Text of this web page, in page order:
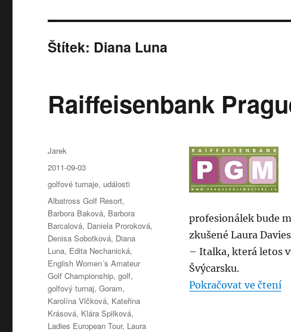
Štítek: Diana Luna
Raiffeisenbank
profesionálek bude
zkušené Laura
– Italka, která letos
Švýcarsku.
Pokračovat ve čtení
Autor:
Jarek
Publikováno:
2011-09-03
Rubriky:
golfové turnaje, události
Štítky:
Albatross Golf Resort,
Barbora Baková, Barbora
Barcalová, Daniela Proroková,
Denisa Sobotková, Diana
Luna, Edita Nechanická,
English Women´s Amateur
Golf Championship,golf,
golfový turnaj,Goram,
Karolína Vlčková, Kateřina
Krásová, Klára Spilková,
Ladies European Tour, Laura